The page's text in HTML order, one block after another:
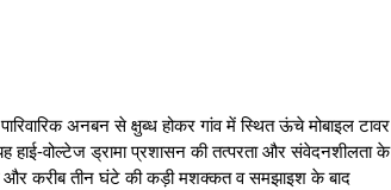
अनबन से क्षुब्ध होकर गांव में स्थित ऊंचे मोबाइल टावर
वोल्टेज ड्रामा प्रशासन की तत्परता और संवेदनशीलता के
करीब तीन घंटे की कड़ी मशक्कत व समझाइश के बाद